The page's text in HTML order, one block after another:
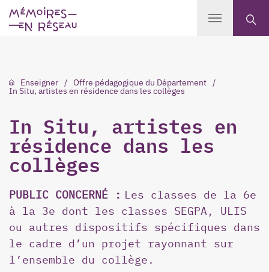
Enseigner Offre pédagogique du Département
In Situ, artistes en résidence dans les collèges
In Situ, artistes en
résidence dans les
collèges
PUBLIC CONCERNÉ : Les classes de la 6e
à la 3e dont les classes SEGPA, ULIS
ou autres dispositifs spécifiques dans
le cadre d’un projet rayonnant sur
l’ensemble du collège.